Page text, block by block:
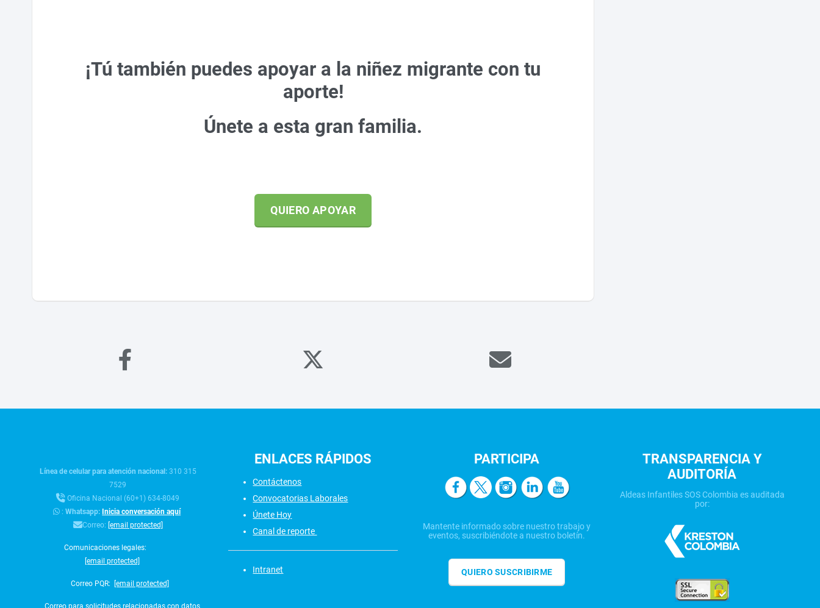
¡Tú también puedes apoyar a la niñez migrante con tu
aporte!
Únete a esta gran familia.
QUIERO APOYAR
Línea de celular para atención nacional: 310 315
7529
Oficina Nacional (60+1) 634-8049
:Whatsapp:Inicia conversación aquí
Correo: [email protected]
Comunicaciones legales:
[email protected]
Correo PQR: [email protected]
Correo para solicitudes relacionadas con datos
ENLACES RÁPIDOS
Contáctenos
Convocatorias Laborales
Únete Hoy
Canal de reporte
Intranet
PARTICIPA
Mantente informado sobre nuestro trabajo y
eventos, suscribiéndote a nuestro boletín.
QUIERO SUSCRIBIRME
TRANSPARENCIA Y
AUDITORÍA
Aldeas Infantiles SOS Colombia es auditada
por: